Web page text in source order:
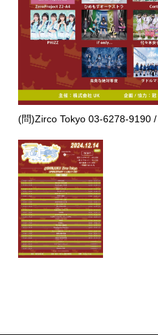
(問)Zirco Tokyo 03-6278-9190